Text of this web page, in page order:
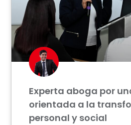
Experta aboga por
orientada a la
personal y social